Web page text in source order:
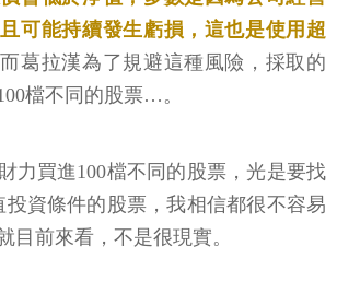
可能持續發生虧損，這也是使用超
而葛拉漢為了規避這種風險，採取的
檔不同的股票…。
力買進100檔不同的股票，光是要找
投資條件的股票，我相信都很不容易
目前來看，不是很現實。